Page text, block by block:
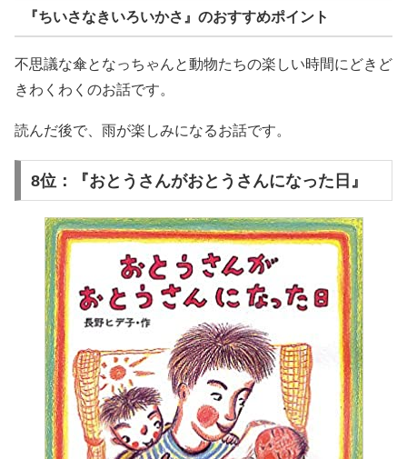
『ちいさなきいろいかさ』のおすすめポイント
不思議な傘となっちゃんと動物たちの楽しい時間にどきど
きわくわくのお話です。
読んだ後で、雨が楽しみになるお話です。
8位：『おとうさんがおとうさんになった日』